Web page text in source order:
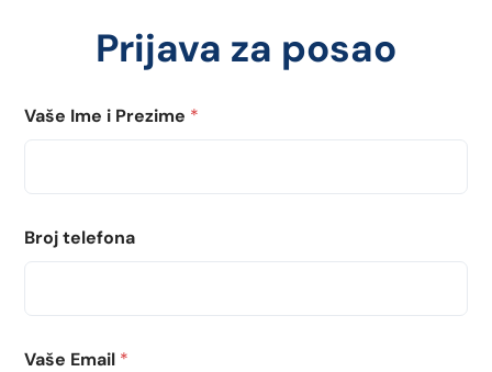
Prijava za posao
Vaše Ime i Prezime *
Broj telefona
Vaše Email *